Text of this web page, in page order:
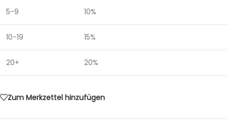
5-9 10%
10-19 15%
20+ 20%
Zum Merkzettel hinzufügen